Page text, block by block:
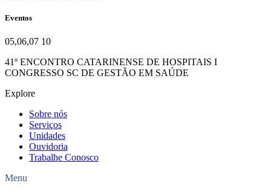
Eventos
05,06,07 10
41º ENCONTRO CATARINENSE DE HOSPITAIS I
CONGRESSO SC DE GESTÃO EM SAÚDE
Explore
Sobre nós
Serviços
Unidades
Ouvidoria
Trabalhe Conosco
Menu